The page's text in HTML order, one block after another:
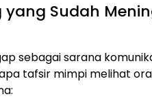
Sudah
sebagai sarana
tafsir mimpi melihat